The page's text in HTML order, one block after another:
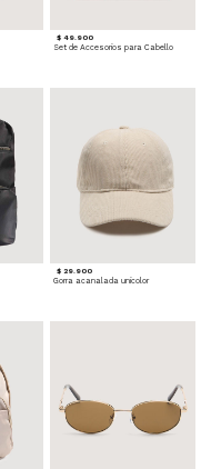
$ 49.900
Set de Accesorios para Cabello
$ 29.900
Gorra acanalada unicolor